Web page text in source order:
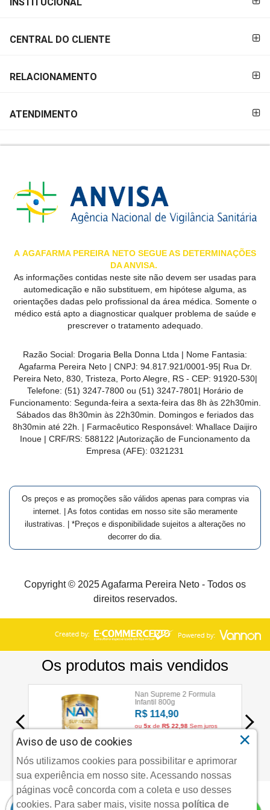
&
OFERTAS
ATENDIMENTO
LOCALIZAÇÃO
CENTRAL
DE
ATENDIMENTO
MAIS
PRÓXIMA
DO
CLIENTE
PAGAMENTO
CENTRAL DO CLIENTE
RELACIONAMENTO
ATENDIMENTO
A AGAFARMA PEREIRA NETO SEGUE AS DETERMINAÇÕES
DA ANVISA.
As informações contidas neste site não devem ser usadas para
automedicação e não substituem, em hipótese alguma, as
orientações dadas pelo profissional da área médica. Somente o
médico está apto a diagnosticar qualquer problema de saúde e
prescrever o tratamento adequado.
Razão Social: Drogaria Bella Donna Ltda | Nome Fantasia:
Agafarma Pereira Neto | CNPJ: 94.817.921/0001-95| Rua Dr.
Pereira Neto, 830, Tristeza, Porto Alegre, RS - CEP: 91920-530|
Telefone: (51) 3247-7800 ou (51) 3247-7801 | Horário de
Funcionamento: Segunda-feira a sexta-feira das 8h às 22h30min.
Sábados das 8h30min às 22h30min. Domingos e feriados das
8h30min até 22h. | Farmacêutico Responsável: Whallace Daijiro
Inoue | CRF/RS: 588122 |Autorização de Funcionamento da
Empresa (AFE): 0321231
Os preços e as promoções são válidos apenas para compras via
internet. | As fotos contidas em nosso site são meramente
ilustrativas. | *Preços e disponibilidade sujeitos a alterações no
decorrer do dia.
Copyright © 2025 Agafarma Pereira Neto - Todos os
direitos reservados.
Aviso de uso de cookies
Nós utilizamos cookies para possibilitar e aprimorar
sua experiência em nosso site. Acessando nossas
páginas você concorda com a coleta e uso desses
cookies. Para saber mais, visite nossa política de
×